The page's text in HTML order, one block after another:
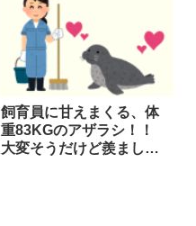
飼育員に甘えまくる、体
重83KGのアザラシ！！
大変そうだけど羨ましい